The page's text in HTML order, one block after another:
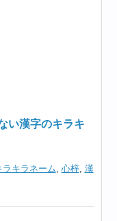
い漢字のキラキ
ラキラネーム, 心梓, 漢